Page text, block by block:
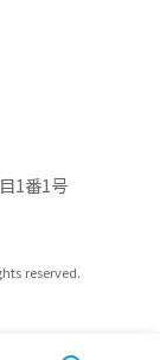
1番1号
reserved.